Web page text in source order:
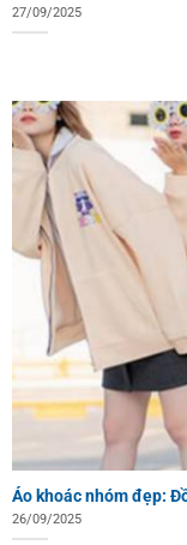
27/09/2025
Áo khoác nhóm đẹp:
26/09/2025